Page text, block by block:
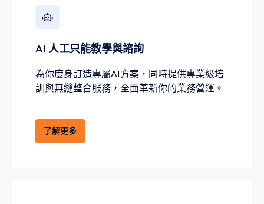
AI 人工只能教學與諮詢
為你度身訂造專屬AI方案，同時提供專業級培
訓與無縫整合服務，全面革新你的業務營運。
了解更多